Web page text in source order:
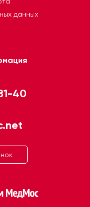
данных
40